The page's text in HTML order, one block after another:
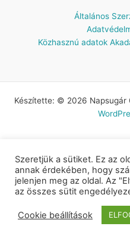
Általános
Közhasznú adatok
Készítette: © 2026 Napsugár
Szeretjük a sütiket. Ez az
annak érdekében, hogy
jelenjen meg az oldal. Az
az összes sütit
Cookie beállítások